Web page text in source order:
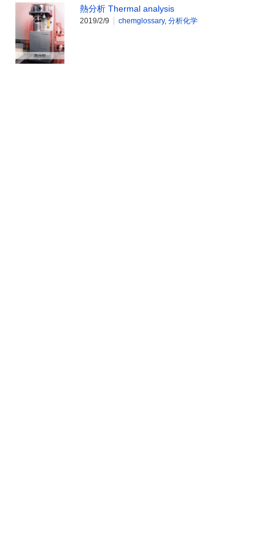
熱分析 Thermal analysis
2019/2/9 chemglossary, 分析化学